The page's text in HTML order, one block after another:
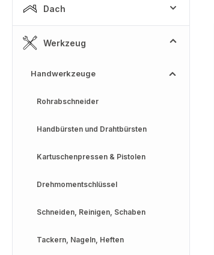
Dach
Werkzeug
Handwerkzeuge
Rohrabschneider
Handbürsten und Drahtbürsten
Kartuschenpressen & Pistolen
Drehmomentschlüssel
Schneiden, Reinigen, Schaben
Tackern, Nageln, Heften